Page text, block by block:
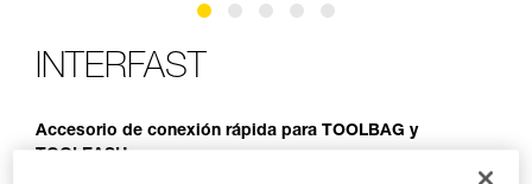
INTERFAST
Accesorio de conexión rápida para TOOLBAG y
TOOLEASH